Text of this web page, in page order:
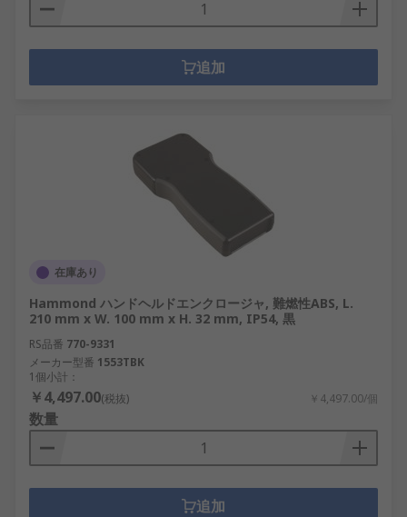
追加
在庫あり
Hammond ハンドヘルドエンクロージャ, 難燃性ABS, L.
210 mm x W. 100 mm x H. 32 mm, IP54, 黒
RS品番 770-9331
メーカー型番 1553TBK
1個小計：
￥4,497.00(税抜) ￥4,497.00/個
数量
追加